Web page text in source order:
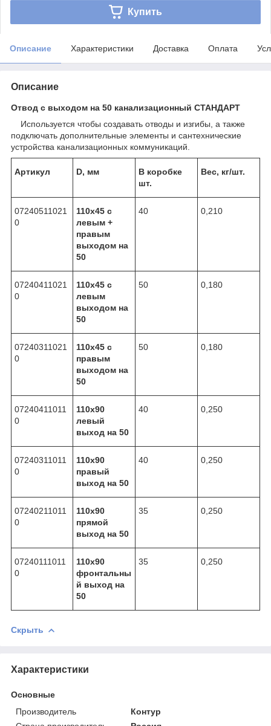
Купить
Описание Характеристики Доставка Оплата
Описание
Отвод с выходом на 50 канализационный СТАНДАРТ
Используется чтобы создавать отводы и изгибы, а также
подключать дополнительные элементы и сантехнические
устройства канализационных коммуникаций.
Артикул D, мм
В коробке
шт.
Вес, кг/шт.
07240511021
0
110х45 с
левым +
правым
выходом на
50
40 0,210
07240411021
0
110х45 с
левым
выходом на
50
50 0,180
07240311021
0
110х45 с
правым
выходом на
50
50 0,180
07240411011
0
110х90
левый
выход на 50
40 0,250
07240311011
0
110х90
правый
выход на 50
40 0,250
07240211011
0
110х90
прямой
выход на 50
35 0,250
07240111011
0
110х90
фронтальны
й выход на
50
35 0,250
Скрыть
Характеристики
Основные
Производитель
Контур